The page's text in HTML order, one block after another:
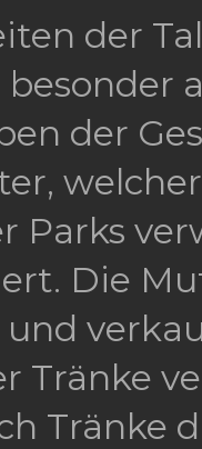
der
der
Parks
Die
Tränke
Tränke